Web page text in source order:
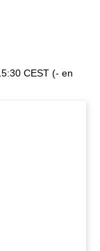
CEST (- en